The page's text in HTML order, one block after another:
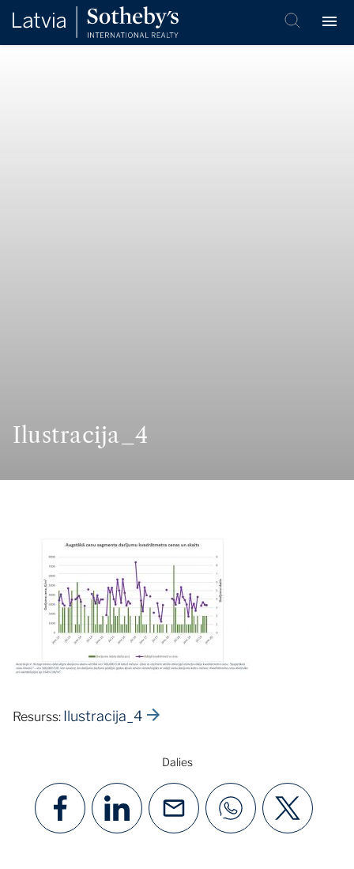
Ilustracija_4
Resurss: Ilustracija_4
Dalies